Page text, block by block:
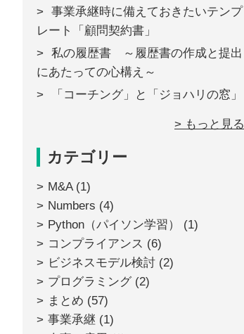
事業承継時に備えておきたいテンプ
レート「顧問契約書」
私の履歴書 ～履歴書の作成と提出
にあたっての心構え～
「コーチング」と「ジョハリの窓」
> もっと見る
カテゴリー
M&A(1)
Numbers (4)
Python（パイソン学習）
(1)
コンプライアンス (6)
ビジネスモデル検討 (2)
プログラミング (2)
まとめ (57)
事業承継 (1)